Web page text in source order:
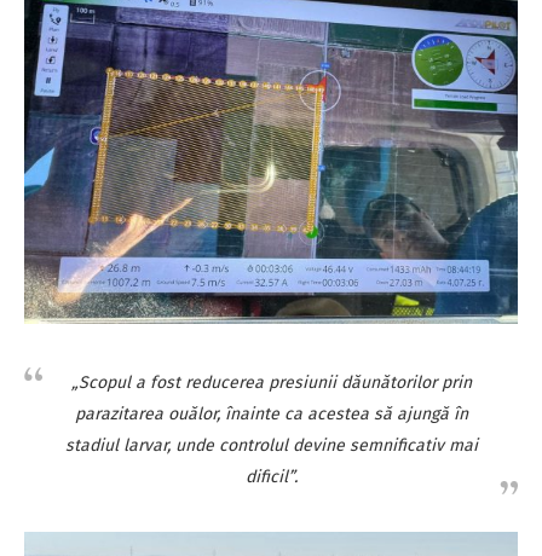
„Scopul a fost reducerea presiunii dăunătorilor prin
parazitarea ouălor, înainte ca acestea să ajungă în
stadiul larvar, unde controlul devine semnificativ mai
dificil”.